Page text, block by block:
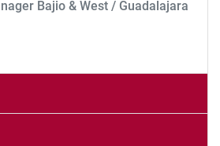
Bajio & West / Guadalajara